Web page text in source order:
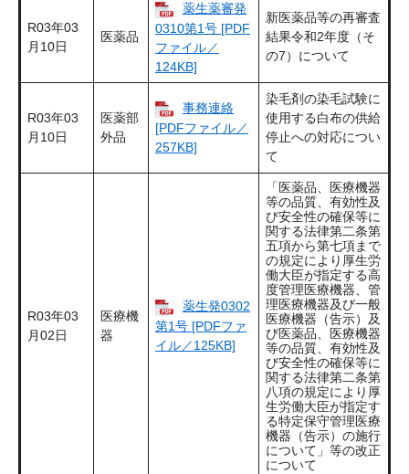
R03年03
月10日
医薬品
薬生薬審発
0310第1号 [PDF
ファイル／
124KB]
新医薬品等の再審査
結果令和2年度（そ
の7）について
R03年03
月10日
医薬部
外品
事務連絡
[PDFファイル／
257KB]
染毛剤の染毛試験に
使用する白布の供給
停止への対応につい
て
R03年03
月02日
医療機
器
薬生発0302
第1号 [PDFファ
イル／125KB]
「医薬品、医療機器
等の品質、有効性及
び安全性の確保等に
関する法律第二条第
五項から第七項まで
の規定により厚生労
働大臣が指定する高
度管理医療機器、管
理医療機器及び一般
医療機器（告示）及
び医薬品、医療機器
等の品質、有効性及
び安全性の確保等に
関する法律第二条第
八項の規定により厚
生労働大臣が指定す
る特定保守管理医療
機器（告示）の施行
について」等の改正
について